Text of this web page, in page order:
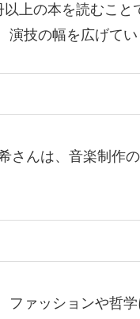
上の本を読むこ
技の幅を広げてい
さんは、音楽制作
ファッションや哲